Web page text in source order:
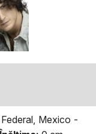
Mexico -